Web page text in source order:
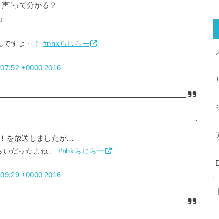
”って分かる？
ですよ～！#nhkらじらー
+0000 2016
を放送しましたが…
だったよね」 #nhkらじらー
+0000 2016